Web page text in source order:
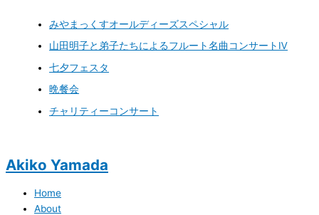
みやまっくすオールディーズスペシャル
山田明子と弟子たちによるフルート名曲コンサートⅣ
七夕フェスタ
晩餐会
チャリティーコンサート
Akiko Yamada
Home
About